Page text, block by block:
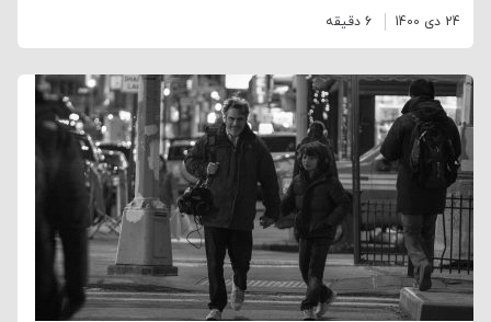
24 دی 1400 6 دقیقه